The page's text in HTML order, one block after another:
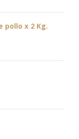
pollo x 2 Kg.